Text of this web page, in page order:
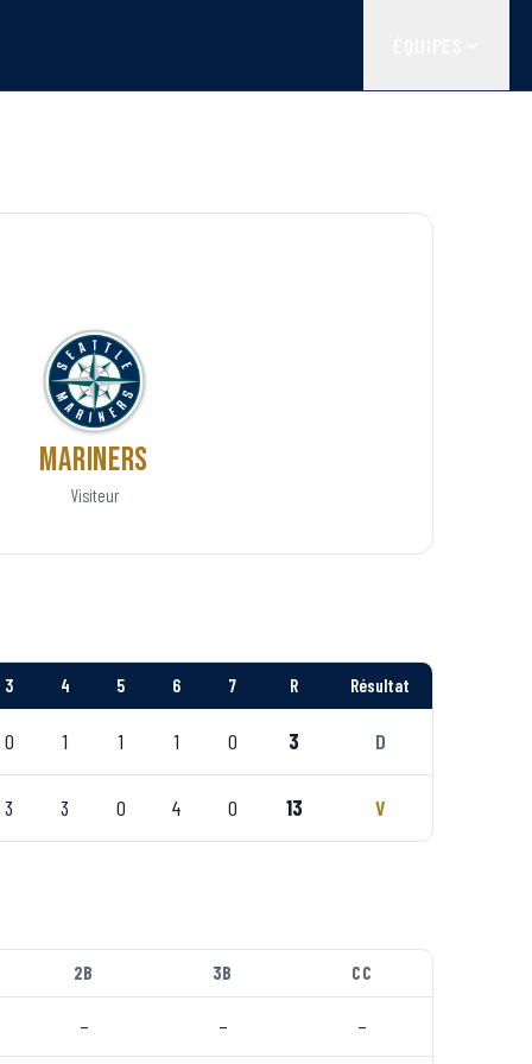
Mariners
Visiteur
3 4 5 6 7 R Résultat
0 1 1 1 0 3 D
3 3 0 4 0 13 V
2B 3B CC
– – –